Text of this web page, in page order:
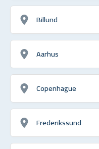
Billund
Aarhus
Copenhague
Frederikssund